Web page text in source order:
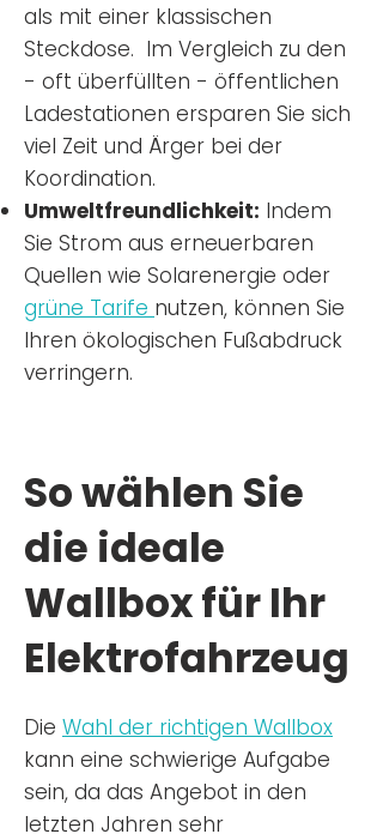
als mit einer klassischen
Steckdose. Im Vergleich zu den
- oft überfüllten - öffentlichen
Ladestationen ersparen Sie sich
viel Zeit und Ärger bei der
Koordination.
Umweltfreundlichkeit: Indem
Sie Strom aus erneuerbaren
Quellen wie Solarenergie oder
grüne Tarife nutzen, können Sie
Ihren ökologischen Fußabdruck
verringern.
So wählen Sie
die ideale
Wallbox für Ihr
Elektrofahrzeug
Die Wahl der richtigen Wallbox
kann eine schwierige Aufgabe
sein, da das Angebot in den
letzten Jahren sehr